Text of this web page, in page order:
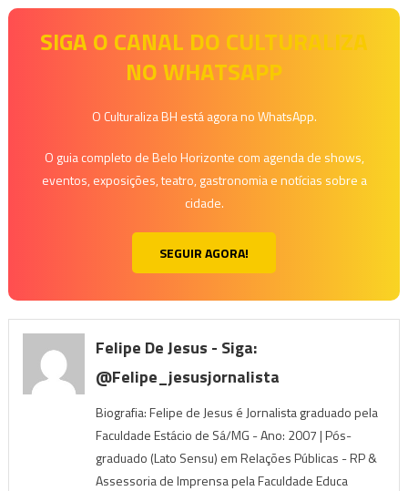
SIGA O CANAL DO CULTURALIZA
NO WHATSAPP
O Culturaliza BH está agora no WhatsApp.
O guia completo de Belo Horizonte com agenda de shows,
eventos, exposições, teatro, gastronomia e notícias sobre a
cidade.
SEGUIR AGORA!
Felipe De Jesus - Siga:
@felipe_jesusjornalista
Biografia: Felipe de Jesus é Jornalista graduado pela
Faculdade Estácio de Sá/MG - Ano: 2007 | Pós-
graduado (Lato Sensu) em Relações Públicas - RP &
Assessoria de Imprensa pela Faculdade Educa